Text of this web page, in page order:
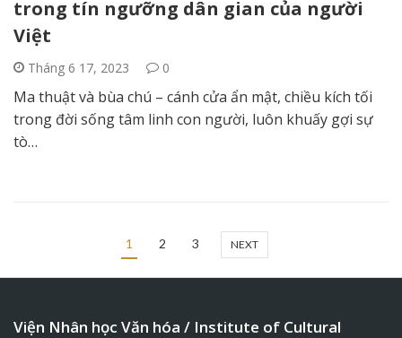
trong tín ngưỡng dân gian của người
Việt
Tháng 6 17, 2023 0
Ma thuật và bùa chú – cánh cửa ẩn mật, chiều kích tối
trong đời sống tâm linh con người, luôn khuấy gợi sự
tò…
1 2 3 NEXT
Viện Nhân học Văn hóa / Institute of Cultural